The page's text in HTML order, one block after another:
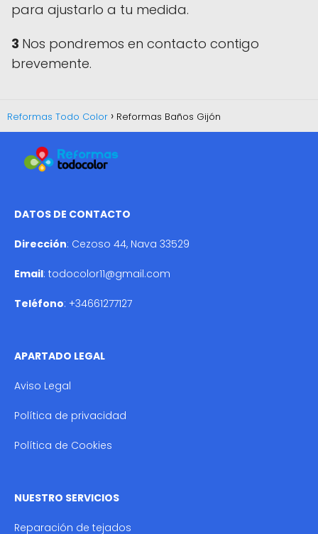
para ajustarlo a tu medida.
3 Nos pondremos en contacto contigo
brevemente.
Reformas Todo Color Reformas Baños Gijón
DATOS DE CONTACTO
Dirección: Cezoso 44, Nava 33529
Email: todocolor11@gmail.com
Teléfono: +34661277127
APARTADO LEGAL
Aviso Legal
Política de privacidad
Política de Cookies
NUESTRO SERVICIOS
Reparación de tejados